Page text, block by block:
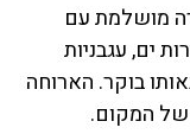
מושלמת עם
ים, עגבניות
בוקר. הארוחה
המקום.